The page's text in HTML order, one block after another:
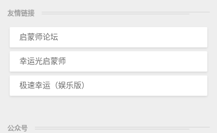
友情链接
启蒙师论坛
幸运光启蒙师
极速幸运（娱乐版）
公众号